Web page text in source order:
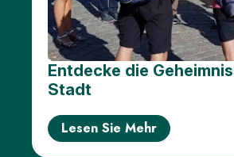
Entdecke die
Stadt
Lesen Sie Mehr